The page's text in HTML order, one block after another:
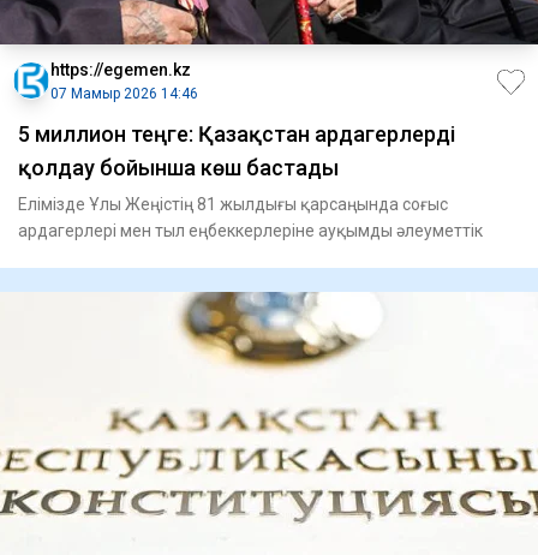
https://egemen.kz
07 Мамыр 2026 14:46
5 миллион теңге: Қазақстан ардагерлерді
қолдау бойынша көш бастады
Елімізде Ұлы Жеңістің 81 жылдығы қарсаңында соғыс
ардагерлері мен тыл еңбеккерлеріне ауқымды әлеуметтік